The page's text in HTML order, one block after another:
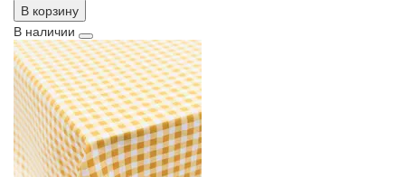
В корзину
В наличии